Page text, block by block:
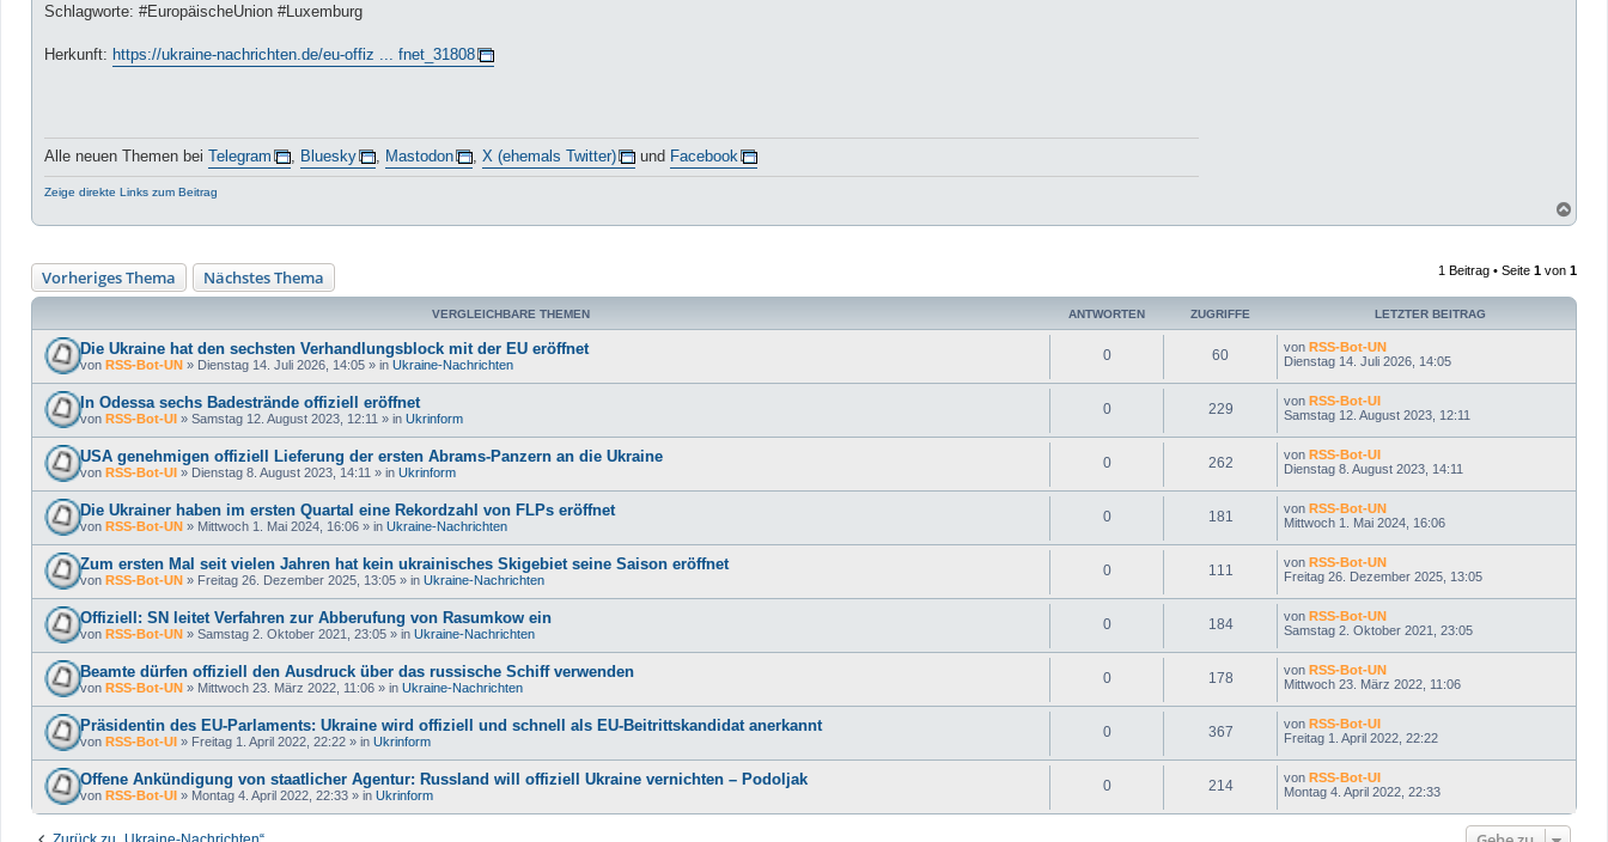
Schlagworte: #EuropäischeUnion #Luxemburg
Herkunft: https://ukraine-nachrichten.de/eu-offiz ... fnet_31808
Alle neuen Themen bei Telegram Bluesky Mastodon X (ehemals Twitter) und Facebook
Zeige direkte Links zum Beitrag
a
o
e
Vorheriges Thema Nächstes Thema 1 Beitrag • Seite 1 von 1
VERGLEICHBARE THEMEN ANTWORTEN ZUGRIFFE LETZTER BEITRAG
Die Ukraine hat den sechsten Verhandlungsblock mit der EU eröffnet
von RSS-Bot-UN » Dienstag 14. Juli 2026, 14:05 » in Ukraine-Nachrichten
0 60 von RSS-Bot-UN
Dienstag 14. Juli 2026, 14:05
In Odessa sechs Badestrände offiziell eröffnet
von RSS-Bot-UI » Samstag 12. August 2023, 12:11 » in Ukrinform
0 229 von RSS-Bot-UI
Samstag 12. August 2023, 12:11
USA genehmigen offiziell Lieferung der ersten Abrams-Panzern an die Ukraine
von RSS-Bot-UI » Dienstag 8. August 2023, 14:11 » in Ukrinform
0 262 von RSS-Bot-UI
Dienstag 8. August 2023, 14:11
Die Ukrainer haben im ersten Quartal eine Rekordzahl von FLPs eröffnet
von RSS-Bot-UN » Mittwoch 1. Mai 2024, 16:06 » in Ukraine-Nachrichten
0 181 von RSS-Bot-UN
Mittwoch 1. Mai 2024, 16:06
Zum ersten Mal seit vielen Jahren hat kein ukrainisches Skigebiet seine Saison eröffnet
von RSS-Bot-UN » Freitag 26. Dezember 2025, 13:05 » in Ukraine-Nachrichten
0 111 von RSS-Bot-UN
Freitag 26. Dezember 2025, 13:05
Offiziell: SN leitet Verfahren zur Abberufung von Rasumkow ein
von RSS-Bot-UN » Samstag 2. Oktober 2021, 23:05 » in Ukraine-Nachrichten
0 184 von RSS-Bot-UN
Samstag 2. Oktober 2021, 23:05
Beamte dürfen offiziell den Ausdruck über das russische Schiff verwenden
von RSS-Bot-UN » Mittwoch 23. März 2022, 11:06 » in Ukraine-Nachrichten
0 178 von RSS-Bot-UN
Mittwoch 23. März 2022, 11:06
Präsidentin des EU-Parlaments: Ukraine wird offiziell und schnell als EU-Beitrittskandidat anerkannt
von RSS-Bot-UI » Freitag 1. April 2022, 22:22 » in Ukrinform
0 367 von RSS-Bot-UI
Freitag 1. April 2022, 22:22
Offene Ankündigung von staatlicher Agentur: Russland will offiziell Ukraine vernichten – Podoljak
von RSS-Bot-UI » Montag 4. April 2022, 22:33 » in Ukrinform
0 214 von RSS-Bot-UI
Montag 4. April 2022, 22:33